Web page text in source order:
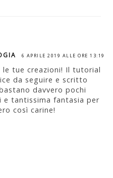
6 APRILE 2019 ALLE ORE 13:19
le tue creazioni! Il tutorial
da seguire e scritto
davvero pochi
tantissima fantasia per
così carine!